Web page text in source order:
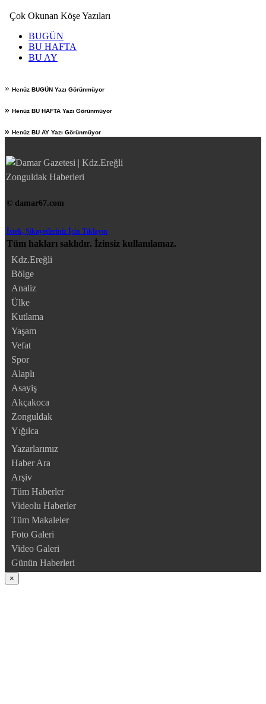
Çok Okunan Köşe Yazıları
BUGÜN
BU HAFTA
BU AY
» Henüz BUGÜN Yazı Görünmüyor
» Henüz BU HAFTA Yazı Görünmüyor
» Henüz BU AY Yazı Görünmüyor
© damar67.com
İstek, Şikayetleriniz İçin Tıklayın
Tüm hakları saklıdır. İzinsiz kullanılamaz.
Kdz.Ereğli
Bölge
Analiz
Ülke
Kutlama
Yaşam
Vefat
Spor
Alaplı
Asayiş
Akçakoca
Zonguldak
Yığılca
Yazarlarımız
Haber Ara
Arşiv
Tüm Haberler
Videolu Haberler
Tüm Makaleler
Foto Galeri
Video Galeri
Günün Haberleri
×